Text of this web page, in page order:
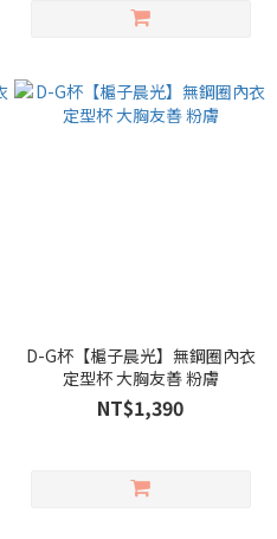
D-G杯【槴子晨光】無鋼圈內衣
定型杯 大胸友善 粉膚
NT$1,390